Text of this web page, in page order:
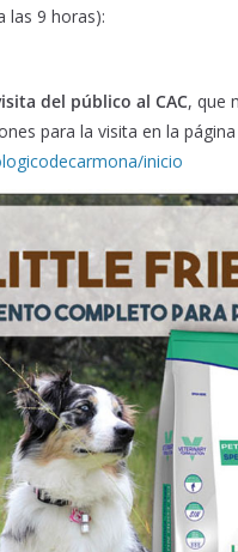
las 9 horas):
del público al CAC, que
para la visita en la página
inicio